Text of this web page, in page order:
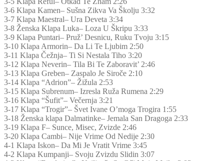
3-6 Klapa Kamen– Sušna Zikva Va Školju 3:32
3-7 Klapa Maestral– Ura Deveta 3:34
3-8 Ženska Klapa Luka– Loza U Škripu 3:33
3-9 Klapa Puntari– Pruž’ Desnicu, Ruku Tvoju 3:15
3-10 Klapa Armorin– Da Li Te Ljubim 2:50
3-11 Klapa Čežnja– Ti Si Nestala Tiho 3:20
3-12 Klapa Neverin– Tila Bi Te Zaboravit’ 2:46
3-13 Klapa Greben– Zaspalo Je Siroče 2:10
3-14 Klapa “Adrion”– Žižula 2:53
3-15 Klapa Subrenum– Izresla Ruža Rumena 2:29
3-16 Klapa “Šufit”– Večernja 3:21
3-17 Klapa “Trogir”– Švet Ivane O’moga Trogira 1:55
3-18 Ženska klapa Dalmatinke– Jemala San Dragoga 2:33
3-19 Klapa F– Sunce, Misec, Zvizde 2:46
3-20 Klapa Cambi– Nije Vrime Od Nedije 2:30
4-1 Klapa Iskon– Da Mi Je Vratit Vrime 3:45
4-2 Klapa Kumpanji– Svoju Zvizdu Slidin 3:07